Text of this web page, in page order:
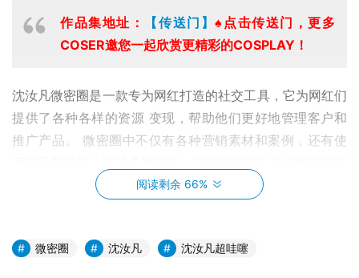
作品集地址： 【传送门】♠点击传送门，更多
COSER邀您一起欣赏更精彩的COSPLAY！
沈汝凡微密圈是一款专为网红打造的社交工具，它为网红们
提供了各种各样的资源 变现，帮助他们更好地管理客户和
推广产品。 微密圈中不仅有各种营销素材和案例，还有使
地了解市场需求和用户反馈，提高推广效果和产品质量。
阅读剩余 66%
微密圈 沈汝凡 沈汝凡超哇噻